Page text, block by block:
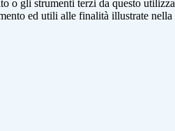
o gli strumenti terzi da questo
ed utili alle finalità illustrate nella